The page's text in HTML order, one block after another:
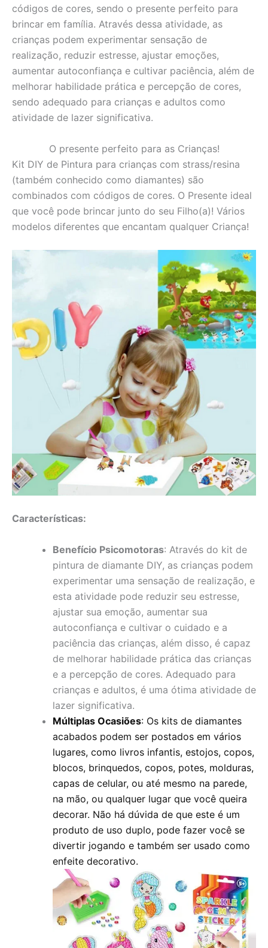
códigos de cores, sendo o presente perfeito para
brincar em família. Através dessa atividade, as
crianças podem experimentar sensação de
realização, reduzir estresse, ajustar emoções,
aumentar autoconfiança e cultivar paciência, além de
melhorar habilidade prática e percepção de cores,
sendo adequado para crianças e adultos como
atividade de lazer significativa.
O presente perfeito para as Crianças!
Kit DIY de Pintura para crianças com strass/resina
(também conhecido como diamantes) são
combinados com códigos de cores. O Presente ideal
que você pode brincar junto do seu Filho(a)! Vários
modelos diferentes que encantam qualquer Criança!
Características:
Benefício Psicomotoras: Através do kit de
pintura de diamante DIY, as crianças podem
experimentar uma sensação de realização, e
esta atividade pode reduzir seu estresse,
ajustar sua emoção, aumentar sua
autoconfiança e cultivar o cuidado e a
paciência das crianças, além disso, é capaz
de melhorar habilidade prática das crianças
e a percepção de cores. Adequado para
crianças e adultos, é uma ótima atividade de
lazer significativa.
Múltiplas Ocasiões: Os kits de diamantes
acabados podem ser postados em vários
lugares, como livros infantis, estojos, copos,
blocos, brinquedos, copos, potes, molduras,
capas de celular, ou até mesmo na parede,
na mão, ou qualquer lugar que você queira
decorar. Não há dúvida de que este é um
produto de uso duplo, pode fazer você se
divertir jogando e também ser usado como
enfeite decorativo.